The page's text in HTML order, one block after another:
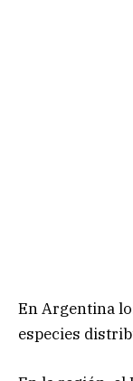
En Argentina
especies